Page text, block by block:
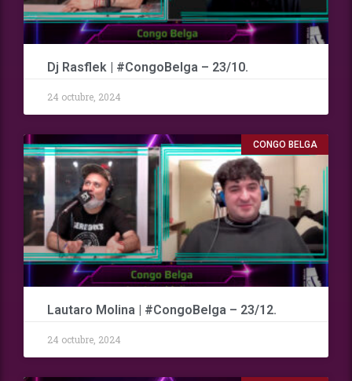
Dj Rasflek | #CongoBelga – 23/10.
24 octubre, 2024
CONGO BELGA
Lautaro Molina | #CongoBelga – 23/12.
24 octubre, 2024